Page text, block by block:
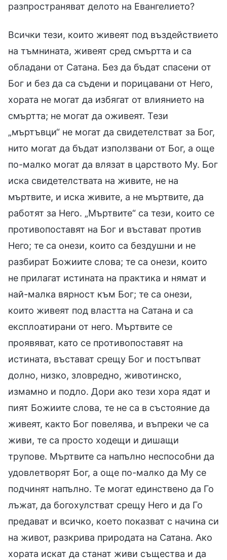
разпространяват делото на Евангелието?
Всички тези, които живеят под въздействието
на тъмнината, живеят сред смъртта и са
обладани от Сатана. Без да бъдат спасени от
Бог и без да са съдени и порицавани от Него,
хората не могат да избягат от влиянието на
смъртта; не могат да оживеят. Тези
„мъртъвци“ не могат да свидетелстват за Бог,
нито могат да бъдат използвани от Бог, а още
по-малко могат да влязат в царството Му. Бог
иска свидетелствата на живите, не на
мъртвите, и иска живите, а не мъртвите, да
работят за Него. „Мъртвите“ са тези, които се
противопоставят на Бог и въстават против
Него; те са онези, които са бездушни и не
разбират Божиите слова; те са онези, които
не прилагат истината на практика и нямат и
най-малка вярност към Бог; те са онези,
които живеят под властта на Сатана и са
експлоатирани от него. Мъртвите се
проявяват, като се противопоставят на
истината, въстават срещу Бог и постъпват
долно, низко, зловредно, животинско,
измамно и подло. Дори ако тези хора ядат и
пият Божиите слова, те не са в състояние да
живеят, както Бог повелява, и въпреки че са
живи, те са просто ходещи и дишащи
трупове. Мъртвите са напълно неспособни да
удовлетворят Бог, а още по-малко да Му се
подчинят напълно. Те могат единствено да Го
лъжат, да богохулстват срещу Него и да Го
предават и всичко, което показват с начина си
на живот, разкрива природата на Сатана. Ако
хората искат да станат живи същества и да